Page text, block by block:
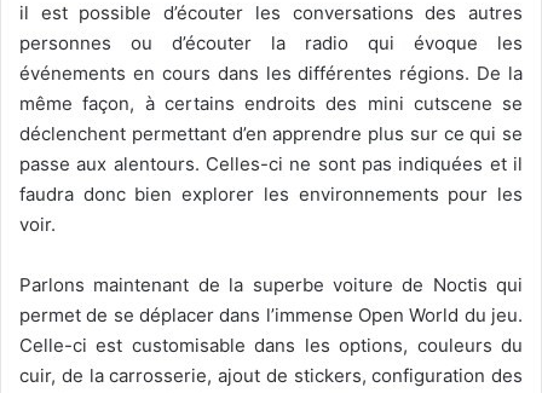
il est possible d’écouter les conversations des autres
personnes ou d’écouter la radio qui évoque les
événements en cours dans les différentes régions. De la
même façon, à certains endroits des mini cutscene se
déclenchent permettant d’en apprendre plus sur ce qui se
passe aux alentours. Celles-ci ne sont pas indiquées et il
faudra donc bien explorer les environnements pour les
voir.
Parlons maintenant de la superbe voiture de Noctis qui
permet de se déplacer dans l’immense Open World du jeu.
Celle-ci est customisable dans les options, couleurs du
cuir, de la carrosserie, ajout de stickers, configuration des